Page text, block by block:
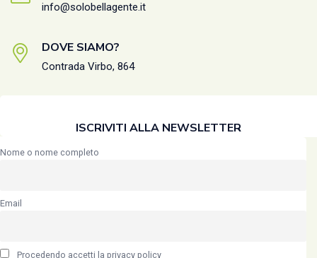
info@solobellagente.it
DOVE SIAMO?
Contrada Virbo, 864
ISCRIVITI ALLA NEWSLETTER
Nome o nome completo
Email
Procedendo accetti la privacy policy